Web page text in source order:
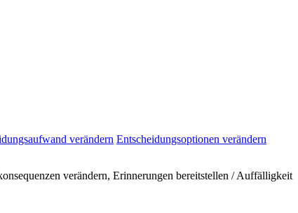
verändern Entscheidungsoptionen verändern
verändern, Erinnerungen bereitstellen / Auffälligkeit